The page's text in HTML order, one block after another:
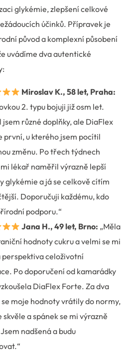
glykémie, zlepšení celkové
účinků. Přípravek je
původ a komplexní působení
uvádíme dva autentické
Miroslav K., 58 let, Praha:
2. typu bojuji již osm let.
jsem různé doplňky, ale DiaFlex
první, u kterého jsem pocítil
změnu. Po třech týdnech
lékař naměřil výrazně lepší
glykémie a já se celkově cítím
Doporučuji každému, kdo
podporu.“
Jana H., 49 let, Brno: „Měla
hodnoty cukru a velmi se mi
perspektiva celoživotní
Po doporučení od kamarádky
DiaFlex Forte. Za dva
se moje hodnoty vrátily do normy,
skvěle a spánek se mi výrazně
nadšená a budu